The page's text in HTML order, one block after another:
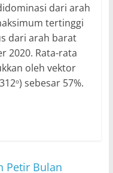
dari arah
tertinggi
dari arah barat
2020. Rata-rata
oleh vektor
o) sebesar 57%.
Petir Bulan